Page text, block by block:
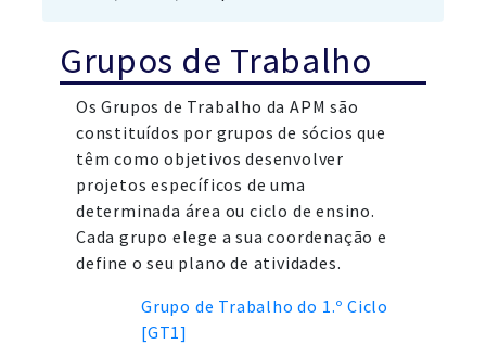
Grupos de Trabalho
Os Grupos de Trabalho da APM são
constituídos por grupos de sócios que
têm como objetivos desenvolver
projetos específicos de uma
determinada área ou ciclo de ensino.
Cada grupo elege a sua coordenação e
define o seu plano de atividades.
Grupo de Trabalho do 1.º Ciclo
[GT1]